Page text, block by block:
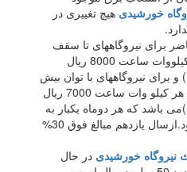
خورشیدی هیچ تغییری در
برای نیروگاههای تا سقف
توان 20 کیلووات به ازای هر کیلووات ساعت 8000 ریال
میلیون ریال) و برای نیروگاههای با توان بیش
از 20 تا 100 کیلووات به ازای هر کیلو وات ساعت 7000 ریال
میلیون ریال)می باشد که هر دوماه یکبار به
حساب متقاضی واریز می شود.ازسال یازدهم مبالغ فوق 30%
نیروگاه خورشیدی در حال